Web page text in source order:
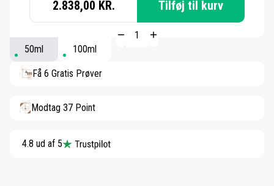
2.838,00 KR. Tilføj til kurv
50ml 100ml
Få 6 Gratis Prøver
Modtag 37 Point
4.8 ud af 5